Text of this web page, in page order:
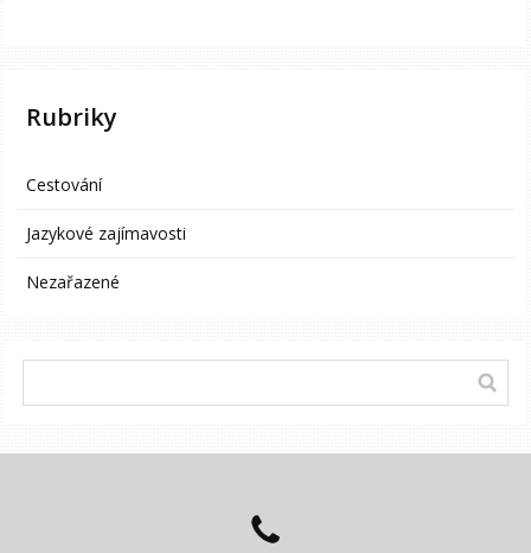
Rubriky
Cestování
Jazykové zajímavosti
Nezařazené